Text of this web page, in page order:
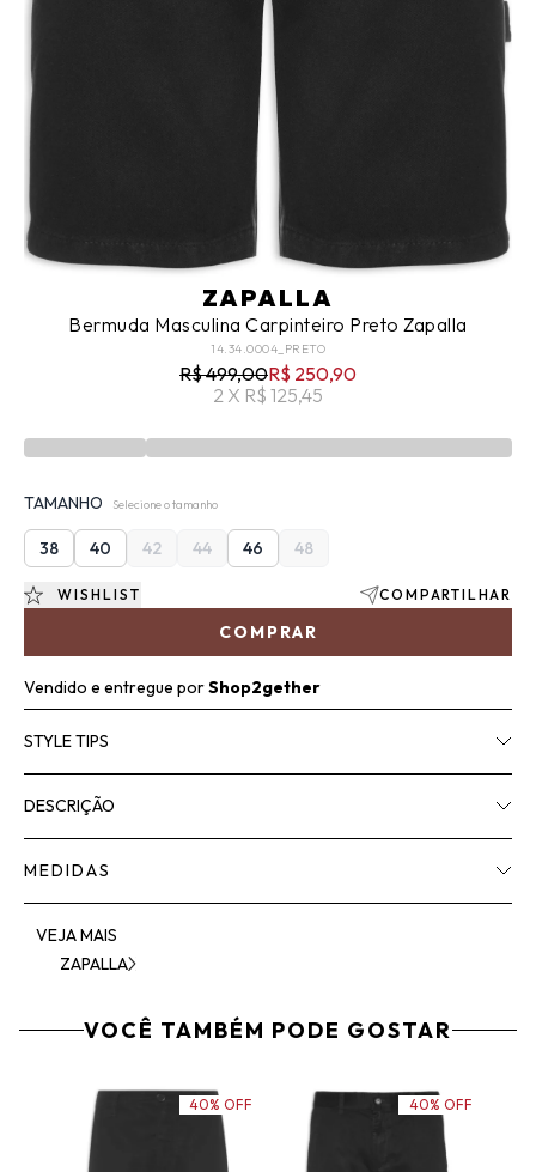
ZAPALLA
Bermuda Masculina Carpinteiro Preto Zapalla
14.34.0004_PRETO
R$ 499,00R$ 250,90
2 X R$ 125,45
TAMANHO Selecione o tamanho
38 40 42 44 46 48
COMPRAR
WISHLIST COMPARTILHAR
Vendido e entregue porShop2gether
STYLE TIPS
DESCRIÇÃO
MEDIDAS
VEJA MAIS
ZAPALLA
VOCÊ TAMBÉM PODE GOSTAR
40% OFF 40% OFF